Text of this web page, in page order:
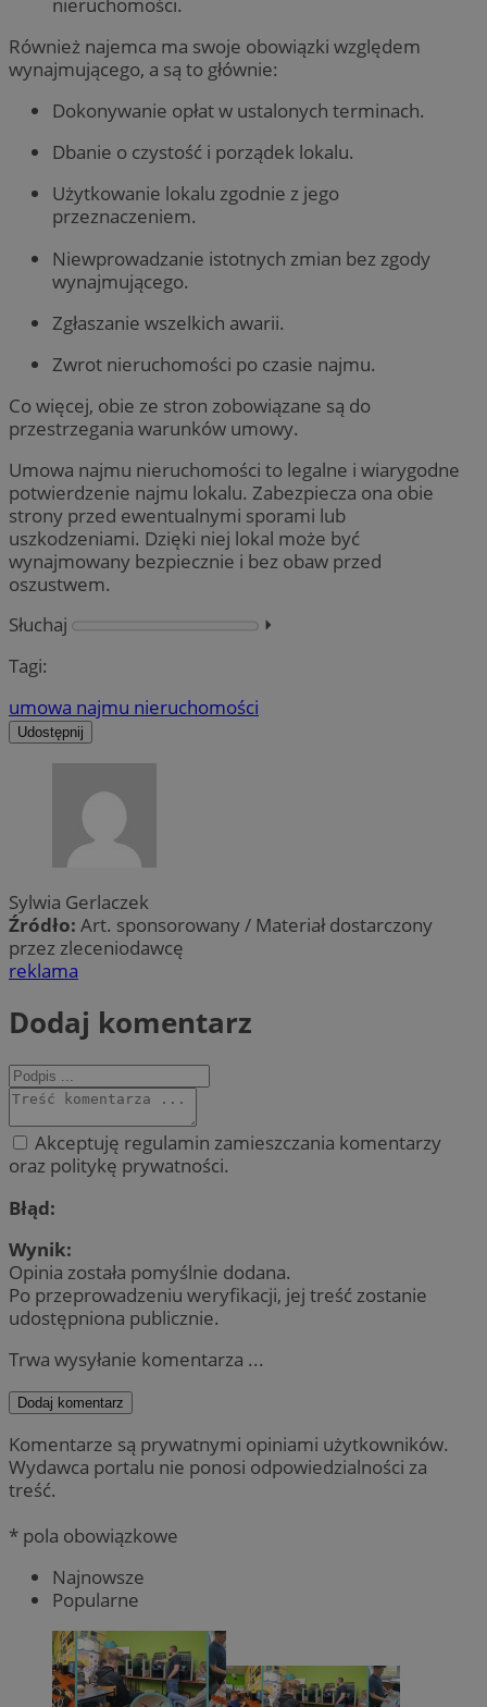
Również najemca ma swoje obowiązki względem
wynajmującego, a są to głównie:
Dokonywanie opłat w ustalonych terminach.
Dbanie o czystość i porządek lokalu.
Użytkowanie lokalu zgodnie z jego
przeznaczeniem.
Niewprowadzanie istotnych zmian bez zgody
wynajmującego.
Zgłaszanie wszelkich awarii.
Zwrot nieruchomości po czasie najmu.
Co więcej, obie ze stron zobowiązane są do
przestrzegania warunków umowy.
Umowa najmu nieruchomości to legalne i wiarygodne
potwierdzenie najmu lokalu. Zabezpiecza ona obie
strony przed ewentualnymi sporami lub
uszkodzeniami. Dzięki niej lokal może być
wynajmowany bezpiecznie i bez obaw przed
oszustwem.
Słuchaj
⏵︎
Tagi:
umowa najmu nieruchomości
Udostępnij
Sylwia Gerlaczek
Źródło: Art. sponsorowany / Materiał dostarczony
przez zleceniodawcę
reklama
Dodaj komentarz
Akceptuję regulamin zamieszczania komentarzy
oraz politykę prywatności.
Błąd:
Wynik:
Opinia została pomyślnie dodana.
Po przeprowadzeniu weryfikacji, jej treść zostanie
udostępniona publicznie.
Trwa wysyłanie komentarza ...
Dodaj komentarz
Komentarze są prywatnymi opiniami użytkowników.
Wydawca portalu nie ponosi odpowiedzialności za
treść.
* pola obowiązkowe
Najnowsze
Popularne